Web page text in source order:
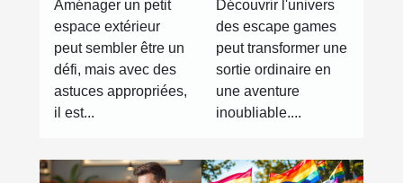
efficacement
?
Aménager un petit
espace extérieur
peut sembler être un
défi, mais avec des
astuces appropriées,
il est...
pour votre
prochaine
sortie ?
Découvrir l'univers
des escape games
peut transformer une
sortie ordinaire en
une aventure
inoubliable....